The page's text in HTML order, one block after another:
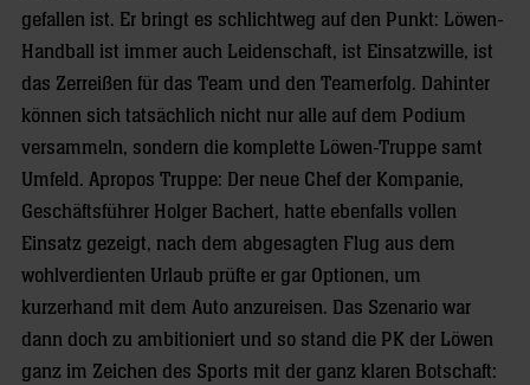
gefallen ist. Er bringt es schlichtweg auf den Punkt: Löwen-
Handball ist immer auch Leidenschaft, ist Einsatzwille, ist
das Zerreißen für das Team und den Teamerfolg. Dahinter
können sich tatsächlich nicht nur alle auf dem Podium
versammeln, sondern die komplette Löwen-Truppe samt
Umfeld. Apropos Truppe: Der neue Chef der Kompanie,
Geschäftsführer Holger Bachert, hatte ebenfalls vollen
Einsatz gezeigt, nach dem abgesagten Flug aus dem
wohlverdienten Urlaub prüfte er gar Optionen, um
kurzerhand mit dem Auto anzureisen. Das Szenario war
dann doch zu ambitioniert und so stand die PK der Löwen
ganz im Zeichen des Sports mit der ganz klaren Botschaft: